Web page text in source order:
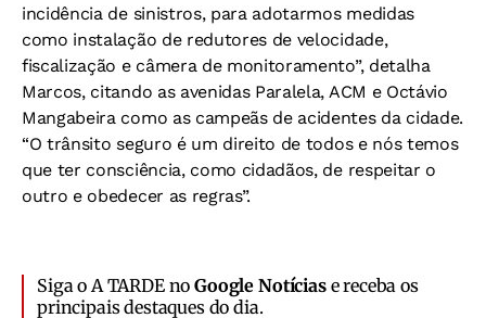
incidência de sinistros, para adotarmos medidas
como instalação de redutores de velocidade,
fiscalização e câmera de monitoramento”, detalha
Marcos, citando as avenidas Paralela, ACM e Octávio
Mangabeira como as campeãs de acidentes da cidade.
“O trânsito seguro é um direito de todos e nós temos
que ter consciência, como cidadãos, de respeitar o
outro e obedecer as regras”.
Siga o A TARDE noGoogle Notíciase receba os
principais destaques do dia.